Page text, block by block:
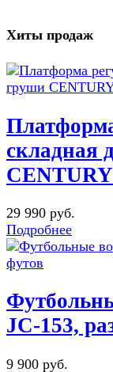
Хиты продаж
складная
CENTURY
29 990 руб.
Подробнее
JC-153,
9 900 руб.